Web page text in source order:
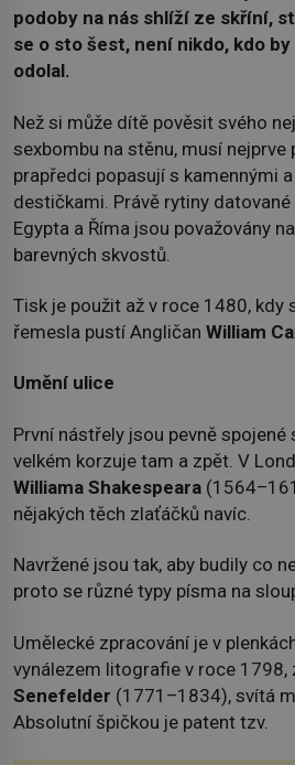
podoby na nás shlíží ze skříní,
se o sto šest, není nikdo, kdo
odolal.
Než si může dítě pověsit svého
sexbombu na stěnu, musí nejprve
prapředci popasují s kamennými
destičkami. Právě rytiny
Egypta a Říma jsou považovány
barevných skvostů.
Tisk je použit až v roce 1480, kdy
řemesla pustí Angličan William
Umění ulice
První nástřely jsou pevně spojené
velkém korzuje tam a zpět. V
Williama Shakespeara
nějakých těch zlaťáčků navíc.
Navržené jsou tak, aby budily co
proto se různé typy písma na
Umělecké zpracování je v
vynálezem litografie v roce 1798,
Senefelder (1771–1834), svítá
Absolutní špičkou je patent tzv.